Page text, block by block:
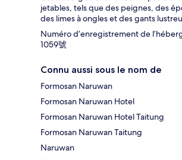
jetables, tels que des peignes, des
des limes à ongles et des gants
Numéro d’enregistrement de
1059號
Connu aussi sous le nom de
Formosan Naruwan
Formosan Naruwan Hotel
Formosan Naruwan Hotel Taitung
Formosan Naruwan Taitung
Naruwan